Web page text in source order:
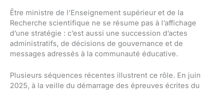
Être ministre de l’Enseignement supérieur et de la
Recherche scientifique ne se résume pas à l’affichage
d’une stratégie : c’est aussi une succession d’actes
administratifs, de décisions de gouvernance et de
messages adressés à la communauté éducative.
Plusieurs séquences récentes illustrent ce rôle. En juin
2025, à la veille du démarrage des épreuves écrites du